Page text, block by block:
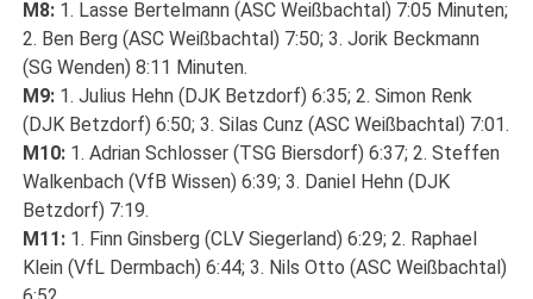
M8: 1. Lasse Bertelmann (ASC Weißbachtal) 7:05 Minuten;
2. Ben Berg (ASC Weißbachtal) 7:50; 3. Jorik Beckmann
(SG Wenden) 8:11 Minuten.
M9: 1. Julius Hehn (DJK Betzdorf) 6:35; 2. Simon Renk
(DJK Betzdorf) 6:50; 3. Silas Cunz (ASC Weißbachtal) 7:01.
M10: 1. Adrian Schlosser (TSG Biersdorf) 6:37; 2. Steffen
Walkenbach (VfB Wissen) 6:39; 3. Daniel Hehn (DJK
Betzdorf) 7:19.
M11: 1. Finn Ginsberg (CLV Siegerland) 6:29; 2. Raphael
Klein (VfL Dermbach) 6:44; 3. Nils Otto (ASC Weißbachtal)